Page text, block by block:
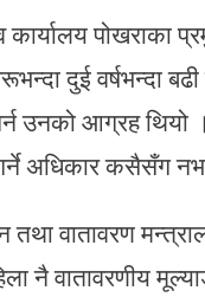
कार्यालय
दुई वर्षभन्दा
उनको आग्रह
अधिकार कसैसँग
तथा वातावरण
नै वातावरणीय